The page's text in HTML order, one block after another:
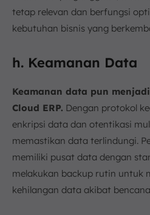
tetap relevan dan berfungsi
kebutuhan bisnis yang
h. Keamanan Data
Keamanan data pun
Cloud ERP. Dengan protokol
enkripsi data dan otentikasi
memastikan data terlindungi.
memiliki pusat data dengan
melakukan backup rutin untuk
kehilangan data akibat